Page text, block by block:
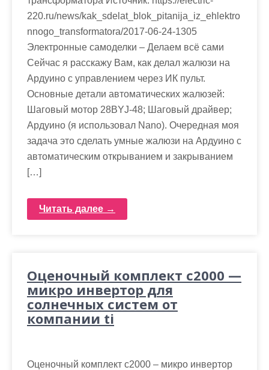
220.ru/news/kak_sdelat_blok_pitanija_iz_ehlektro
nnogo_transformatora/2017-06-24-1305
Электронные самоделки – Делаем всё сами
Сейчас я расскажу Вам, как делал жалюзи на
Ардуино с управлением через ИК пульт.
Основные детали автоматических жалюзей:
Шаговый мотор 28BYJ-48; Шаговый драйвер;
Ардуино (я использовал Nano). Очередная моя
задача это сделать умные жалюзи на Ардуино с
автоматическим открыванием и закрыванием
[…]
Читать далее →
Оценочный комплект c2000 —
микро инвертор для
солнечных систем от
компании ti
Оценочный комплект c2000 – микро инвертор